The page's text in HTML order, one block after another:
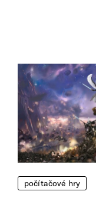
počítačové hry